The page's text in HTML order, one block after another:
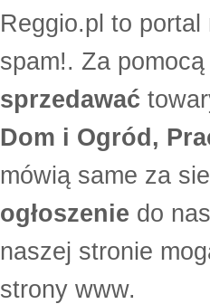
Reggio.pl to
spam!. Za
sprzedawać
Dom i Ogród,
mówią same za
ogłoszenie do
naszej stronie
strony www.